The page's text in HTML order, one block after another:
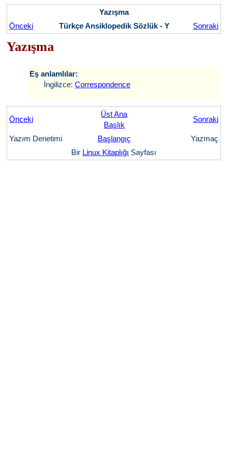
Yazışma
Önceki
Türkçe Ansiklopedik Sözlük - Y Sonraki
Yazışma
Eş anlamlılar:
İngilizce:Correspondence
Önceki
Üst Ana
Başlık
Sonraki
Yazım Denetimi Başlangıç
Yazmaç
Bir Linux Kitaplığı Sayfası